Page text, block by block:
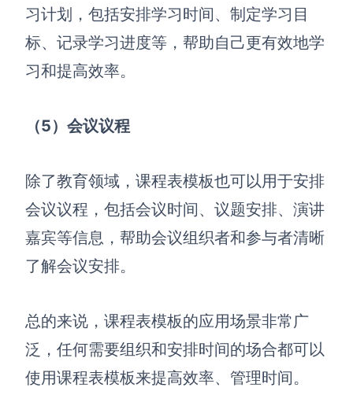
习计划，包括安排学习时间、制定学习目
标、记录学习进度等，帮助自己更有效地学
习和提高效率。
（5） 会议议程
除了教育领域，课程表模板也可以用于安排
会议议程，包括会议时间、议题安排、演讲
嘉宾等信息，帮助会议组织者和参与者清晰
了解会议安排。
总的来说，课程表模板的应用场景非常广
泛，任何需要组织和安排时间的场合都可以
使用课程表模板来提高效率、管理时间。